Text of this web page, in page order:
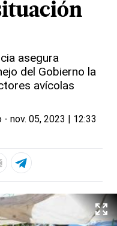
asegura
del Gobierno la
avícolas
- nov. 05, 2023 | 12:33